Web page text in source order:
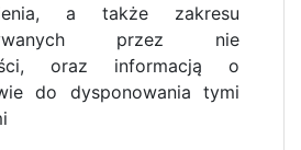
a także zakresu
przez nie
oraz informacją o
do dysponowania tymi